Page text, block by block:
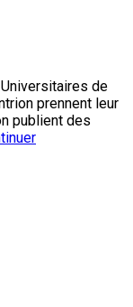
de
prennent leur
publient des